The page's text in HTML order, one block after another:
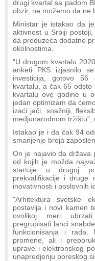
drugi kvartal sa padom
obzir, ne možemo da ne
Ministar je istakao da
aktivnost u Srbiji
da preduzeća dodatno
okolnostima.
"U drugom kvartalu
anketi PКS izjasnilo
investicija, gotovo 56
kvartalu, a čak 65
kvartalu ove godine u
jedan optimizam da
izaći jači, snažniji,
medjunarodnom tržištu",
Istakao je i da čak 94
smanjenje broja
On je najavio da država
od kojih je možda
startuje u drugoj
prekvalifikacije i druge
inovativnosti i poslovnih
"Arhitektura svetske
postavlja i novi kamen
ovolikoj meri ubrzati
pregrupisati lanci
funkcionisanja i
promene, ali i
uprave i elektronskog
unapredjenju poreskog